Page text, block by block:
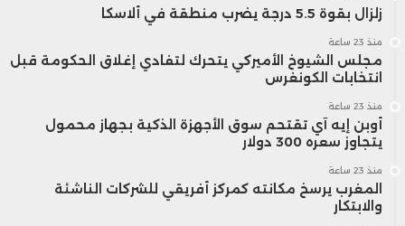
زلزال بقوة 5.5 درجة يضرب منطقة في ألاسكا
منذ 23 ساعة
مجلس الشيوخ الأميركي يتحرك لتفادي إغلاق الحكومة قبل
انتخابات الكونغرس
منذ 23 ساعة
أوبن إيه آي تقتحم سوق الأجهزة الذكية بجهاز محمول
يتجاوز سعره 300 دولار
منذ 23 ساعة
المغرب يرسخ مكانته كمركز أفريقي للشركات الناشئة
والابتكار